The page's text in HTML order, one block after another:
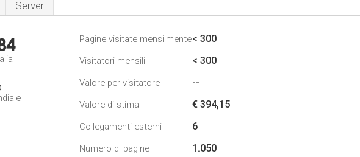
Server
Pagine visitate mensilmente< 300
Visitatori mensili < 300
Valore per visitatore --
Valore di stima € 394,15
Collegamenti esterni 6
Numero di pagine 1.050